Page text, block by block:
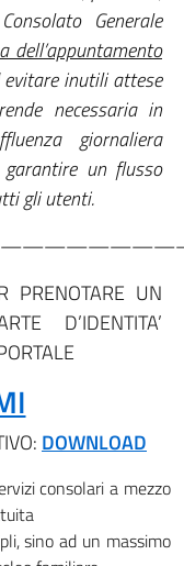
Generale
inutili attese
necessaria in
giornaliera
un flusso
gli utenti.
PRENOTARE UN
D’IDENTITA’
DOWNLOAD
consolari a mezzo
sino ad un massimo